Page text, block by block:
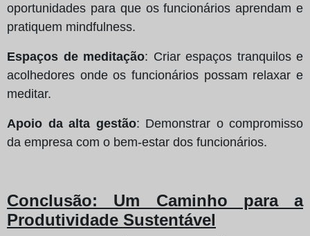
oportunidades para que os funcionários aprendam e
pratiquem mindfulness.
Espaços de meditação: Criar espaços tranquilos e
acolhedores onde os funcionários possam relaxar e
meditar.
Apoio da alta gestão: Demonstrar o compromisso
da empresa com o bem-estar dos funcionários.
Conclusão: Um Caminho para a
Produtividade Sustentável